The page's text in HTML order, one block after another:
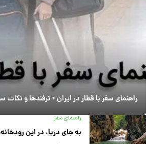
راهنمای سفر با قطار در ایران + ترفندها و نکات
راهنمای سفر
به جای دریا، در این